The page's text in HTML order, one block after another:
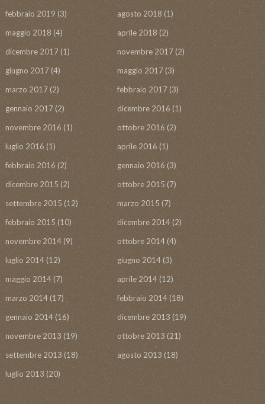
febbraio 2019 (3) agosto 2018 (1)
maggio 2018 (4) aprile 2018 (2)
dicembre 2017(1) novembre 2017 (2)
giugno 2017(4) maggio 2017 (3)
marzo 2017(2) febbraio 2017(3)
gennaio 2017(2) dicembre 2016 (1)
novembre 2016 (1) ottobre 2016 (2)
luglio 2016 (1) aprile 2016 (1)
febbraio 2016 (2) gennaio 2016 (3)
dicembre 2015 (2) ottobre 2015 (7)
settembre 2015 (12) marzo 2015 (7)
febbraio 2015 (10) dicembre 2014(2)
novembre 2014(9) ottobre 2014 (4)
luglio 2014(12) giugno 2014(3)
maggio 2014(7) aprile 2014 (12)
marzo 2014(17) febbraio 2014 (18)
gennaio 2014(16) dicembre 2013 (19)
novembre 2013 (19) ottobre 2013 (21)
settembre 2013 (18) agosto 2013 (18)
luglio 2013 (20)